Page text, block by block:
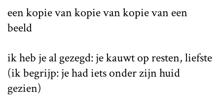
een kopie van kopie van kopie van een
beeld
ik heb je al gezegd: je kauwt op resten, liefste
(ik begrijp: je had iets onder ​zijn huid
gezien)